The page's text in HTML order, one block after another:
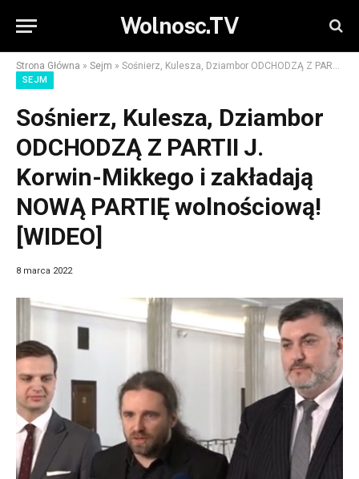
Wolnosc.TV
Strona Główna » Sejm » Sośnierz, Kulesza, Dziambor ODCHODZĄ Z PARTII J. Korwin-Mikkego i zakładają NOWĄ PARTIĘ wolnościową! [WIDEO]
SEJM
Sośnierz, Kulesza, Dziambor
ODCHODZĄ Z PARTII J.
Korwin-Mikkego i zakładają
NOWĄ PARTIĘ wolnościową!
[WIDEO]
8 marca 2022